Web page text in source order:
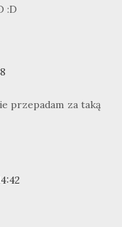
:D
przepadam za taką